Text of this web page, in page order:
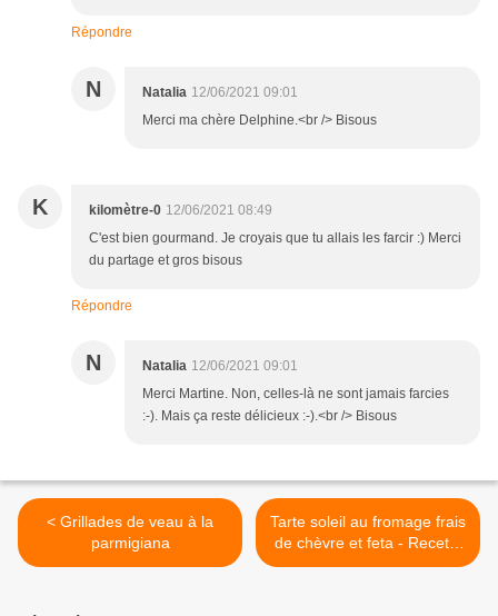
Répondre
N Natalia 12/06/2021 09:01
Merci ma chère Delphine.<br /> Bisous
K kilomètre-0 12/06/2021 08:49
C'est bien gourmand. Je croyais que tu allais les farcir :) Merci
du partage et gros bisous
Répondre
N Natalia 12/06/2021 09:01
Merci Martine. Non, celles-là ne sont jamais farcies
:-). Mais ça reste délicieux :-).<br /> Bisous
< Grillades de veau à la
parmigiana
Tarte soleil au fromage frais
de chèvre et feta - Recette
en vidéo >